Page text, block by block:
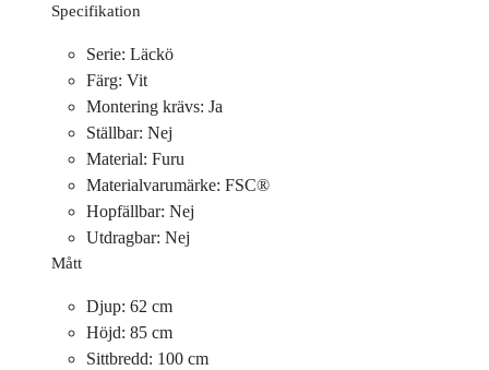
Specifikation
Serie: Läckö
Färg: Vit
Montering krävs: Ja
Ställbar: Nej
Material: Furu
Materialvarumärke: FSC®
Hopfällbar: Nej
Utdragbar: Nej
Mått
Djup: 62 cm
Höjd: 85 cm
Sittbredd: 100 cm